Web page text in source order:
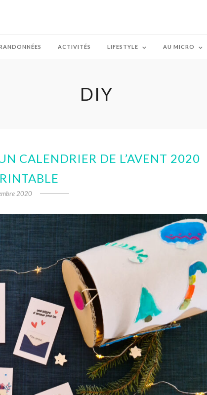
ACTIVITÉS LIFESTYLE AU MICRO
DIY
CALENDRIER DE L’AVENT 2020
2020